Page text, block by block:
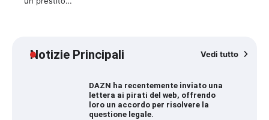
Notizie Principali Vedi tutto
DAZN ha recentemente inviato una
lettera ai pirati del web, offrendo
loro un accordo per risolvere la
questione legale.